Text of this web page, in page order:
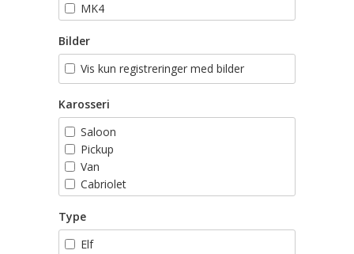
MK4
MK5
MK6
MK7
Bilder
Vis kun registreringer med bilder
Karosseri
Saloon
Pickup
Van
Cabriolet
Stasjonsvogn
Type
Elf